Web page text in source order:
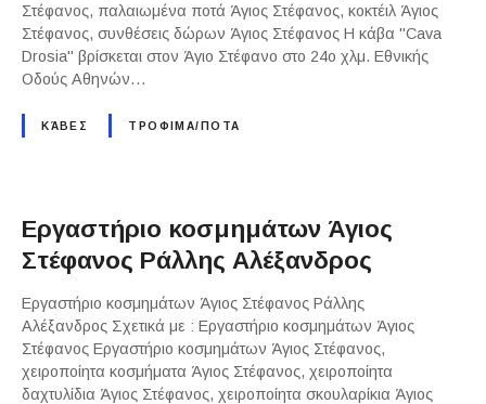
Στέφανος, παλαιωμένα ποτά Άγιος Στέφανος, κοκτέιλ Άγιος
Στέφανος, συνθέσεις δώρων Άγιος Στέφανος Η κάβα "Cava
Drosia" βρίσκεται στον Άγιο Στέφανο στο 24ο χλμ. Εθνικής
Οδούς Αθηνών…
ΚΆΒΕΣ ΤΡΟΦΙΜΑ/ΠΟΤΑ
Εργαστήριο κοσμημάτων Άγιος
Στέφανος Ράλλης Αλέξανδρος
Εργαστήριο κοσμημάτων Άγιος Στέφανος Ράλλης
Αλέξανδρος Σχετικά με : Εργαστήριο κοσμημάτων Άγιος
Στέφανος Εργαστήριο κοσμημάτων Άγιος Στέφανος,
χειροποίητα κοσμήματα Άγιος Στέφανος, χειροποίητα
δαχτυλίδια Άγιος Στέφανος, χειροποίητα σκουλαρίκια Άγιος